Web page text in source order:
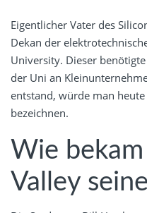
Eigentlicher Vater des
Dekan der
University. Dieser
der Uni an
entstand, würde man
bezeichnen.
Wie
Valley